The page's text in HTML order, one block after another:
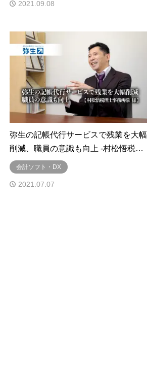
2021.09.08
弥生の記帳代行サービスで残業を大幅
削減、職員の意識も向上 -村松悟税…
会計ソフト・DX
2021.07.07